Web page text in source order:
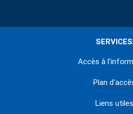
SERVICES
Accès à
Plan
Liens utiles